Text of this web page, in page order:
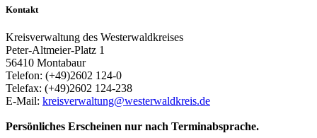
Kontakt
Kreisverwaltung des Westerwaldkreises
Peter-Altmeier-Platz 1
56410 Montabaur
Telefon: (+49)2602 124-0
Telefax: (+49)2602 124-238
E-Mail: kreisverwaltung@westerwaldkreis.de
Persönliches Erscheinen nur nach Terminabsprache.